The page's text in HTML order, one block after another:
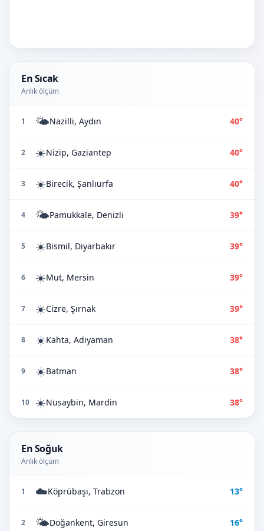
En Sıcak
Anlık ölçüm
1 🌤️Nazilli, Aydın 40°
2 ☀️Nizip, Gaziantep 40°
3 ☀️Birecik, Şanlıurfa 40°
4 🌤️Pamukkale, Denizli 39°
5 ☀️Bismil, Diyarbakır 39°
6 ☀️Mut, Mersin 39°
7 ☀️Cizre, Şırnak 39°
8 ☀️Kahta, Adıyaman 38°
9 ☀️Batman 38°
10 ☀️Nusaybin, Mardin 38°
En Soğuk
Anlık ölçüm
1 ☁️Köprübaşı, Trabzon 13°
2 🌤️Doğankent, Giresun 16°